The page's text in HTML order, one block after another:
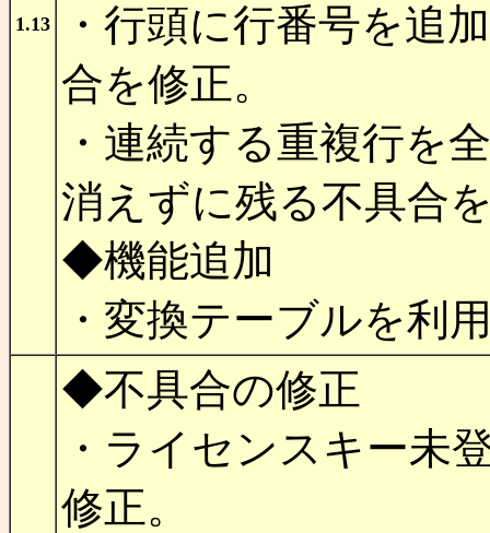
1.13
・行頭に行番号を追
合を修正。
・連続する重複行を
消えずに残る不具合
◆機能追加
・変換テーブルを利
◆不具合の修正
・ライセンスキー未
修正。